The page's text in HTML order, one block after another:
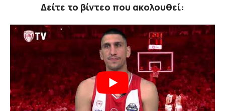
Δείτε το βίντεο που ακολουθεί: